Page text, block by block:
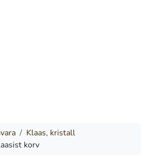
Klaas, kristall
korv